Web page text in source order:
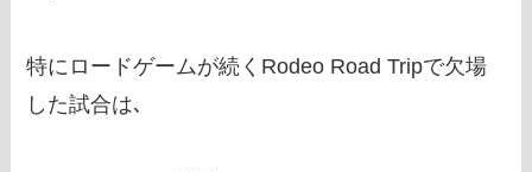
特にロードゲームが続くRodeo Road Tripで欠場
した試合は､